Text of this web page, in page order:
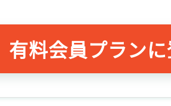
有料会員プラン